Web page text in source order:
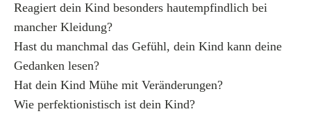
Reagiert dein Kind besonders hautempfindlich bei
mancher Kleidung?
Hast du manchmal das Gefühl, dein Kind kann deine
Gedanken lesen?
Hat dein Kind Mühe mit Veränderungen?
Wie perfektionistisch ist dein Kind?